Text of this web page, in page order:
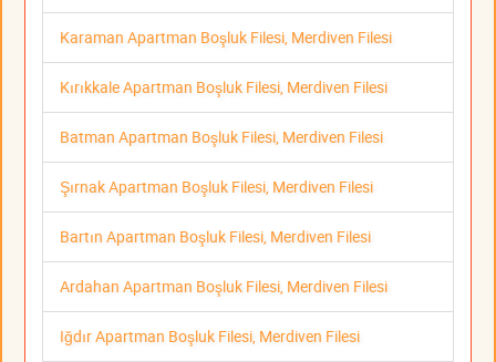
Karaman Apartman Boşluk Filesi, Merdiven Filesi
Kırıkkale Apartman Boşluk Filesi, Merdiven Filesi
Batman Apartman Boşluk Filesi, Merdiven Filesi
Şırnak Apartman Boşluk Filesi, Merdiven Filesi
Bartın Apartman Boşluk Filesi, Merdiven Filesi
Ardahan Apartman Boşluk Filesi, Merdiven Filesi
Iğdır Apartman Boşluk Filesi, Merdiven Filesi